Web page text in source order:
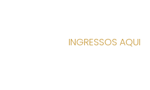
INGRESSOS AQUI